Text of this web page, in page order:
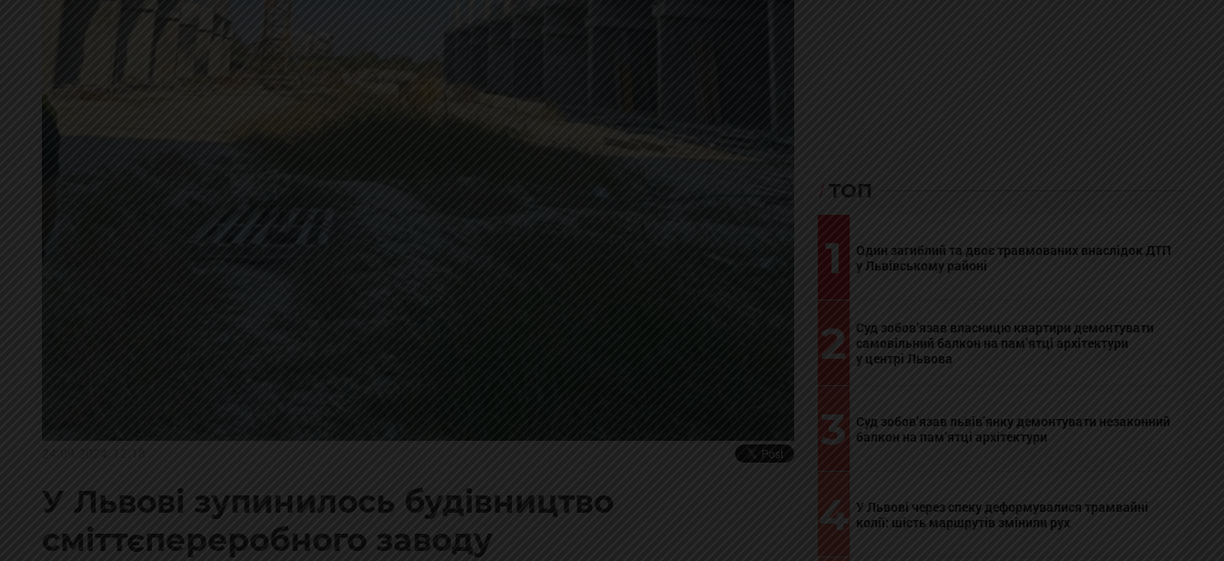
У Львові зупинилось будівництво
сміттєпереробного заводу
ТОП
1
Один загиблий та двоє травмованих внаслідок ДТП
у Львівському районі
2
Суд зобов’язав власницю квартири демонтувати
самовільний балкон на пам’ятці архітектури
у центрі Львова
3
Суд зобов’язав львів’янку демонтувати незаконний
балкон на пам’ятці архітектури
4 У Львові через спеку деформувалися трамвайні
колії: шість маршрутів змінили рух